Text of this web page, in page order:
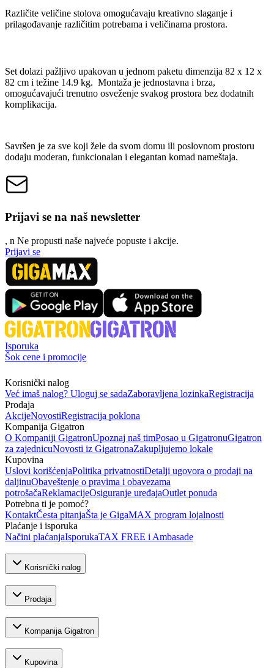
Različite veličine stolova omogućavaju kreativno slaganje i
prilagođavanje različitim potrebama i veličinama prostora.
Set dolazi pažljivo upakovan u jednom paketu dimenzija 82 x 12 x
82 cm i težine 14.9 kg. Montaža je jednostavna i brza,
omogućavajući trenutno osveženje svakog prostora bez dodatnih
komplikacija.
Savršen je za sve koji žele da svom domu ili poslovnom prostoru
dodaju moderan, funkcionalan i elegantan komad nameštaja.
Prijavi se na naš newsletter
, n Ne propusti naše najveće popuste i akcije.
Prijavi se
Isporuka
Šok cene i promocije
Korisnički nalog
Već imaš nalog? Uloguj se sadaZaboravljena lozinkaRegistracija
Prodaja
AkcijeNovostiRegistracija poklona
Kompanija Gigatron
O Kompaniji GigatronUpoznaj naš timPosao u GigatronuGigatron
za zajednicuNovosti iz GigatronaZakupljujemo lokale
Kupovina
Uslovi korišćenjaPolitika privatnostiDetalji ugovora o prodaji na
daljinuObaveštenje o pravima i obavezama
potrošačaReklamacijeOsiguranje uređajaOutlet ponuda
Potrebna ti je pomoć?
KontaktČesta pitanjaŠta je GigaMAX program lojalnosti
Plaćanje i isporuka
Načini plaćanjaIsporukaTAX FREE i Ambasade
Korisnički nalog
Prodaja
Kompanija Gigatron
Kupovina